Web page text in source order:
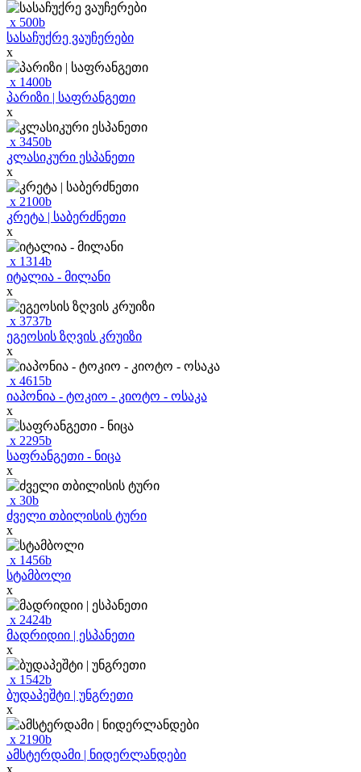
x 500b
სასაჩუქრე ვაუჩერები
x
x 1400b
პარიზი | საფრანგეთი
x
x 3450b
კლასიკური ესპანეთი
x
x 2100b
კრეტა | საბერძნეთი
x
x 1314b
იტალია - მილანი
x
x 3737b
ეგეოსის ზღვის კრუიზი
x
x 4615b
იაპონია - ტოკიო - კიოტო - ოსაკა
x
x 2295b
საფრანგეთი - ნიცა
x
x 30b
ძველი თბილისის ტური
x
x 1456b
სტამბოლი
x
x 2424b
მადრიდიი | ესპანეთი
x
x 1542b
ბუდაპეშტი | უნგრეთი
x
x 2190b
ამსტერდამი | ნიდერლანდები
x